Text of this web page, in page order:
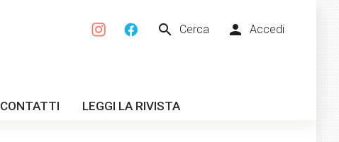
search Cerca person Accedi
CONTATTI LEGGI LA RIVISTA